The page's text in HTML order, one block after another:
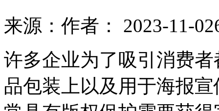
来源： 作者： 2023-11-02
许多企业为了吸引消费
品包装上以及用于海报